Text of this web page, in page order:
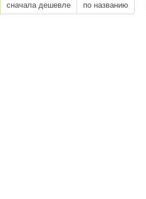
сначала дешевле по названию